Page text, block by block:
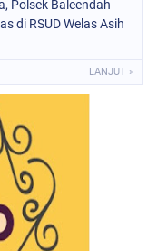
Polsek Baleendah
di RSUD Welas Asih
LANJUT »